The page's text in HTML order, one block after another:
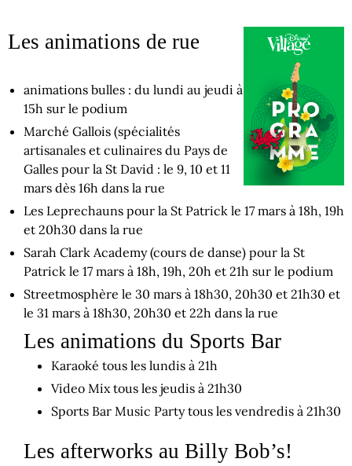
Les animations de rue
animations bulles : du lundi au jeudi à
15h sur le podium
Marché Gallois (spécialités
artisanales et culinaires du Pays de
Galles pour la St David : le 9, 10 et 11
mars dès 16h dans la rue
Les Leprechauns pour la St Patrick le 17 mars à 18h, 19h
et 20h30 dans la rue
Sarah Clark Academy (cours de danse) pour la St
Patrick le 17 mars à 18h, 19h, 20h et 21h sur le podium
Streetmosphère le 30 mars à 18h30, 20h30 et 21h30 et
le 31 mars à 18h30, 20h30 et 22h dans la rue
Les animations du Sports Bar
Karaoké tous les lundis à 21h
Video Mix tous les jeudis à 21h30
Sports Bar Music Party tous les vendredis à 21h30
Les afterworks au Billy Bob’s!